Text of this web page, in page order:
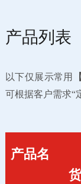
产品列表
以下仅展示常用
可根据客户需求“
产品名